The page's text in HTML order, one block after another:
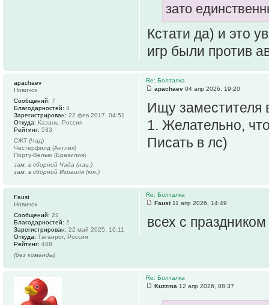
зато
Кстати да) и это
игр были против
Re: Болталка
apachaev 04 апр 2026, 19:20
Ищу заместителя
1. Желательно,
Писать в лс)
apachaev
Новичок
Сообщений: 7
Благодарностей: 4
Зарегистрирован: 22 фев 2017, 04:51
Откуда: Казань, Россия
Рейтинг: 533
СЖТ (Чад)
Честерфилд (Англия)
Порту-Велью (Бразилия)
зам. в сборной Чада (нац.)
зам. в сборной Израиля (юн.)
Re: Болталка
Faust11 апр 2026, 14:49
всех с
Faust
Новичок
Сообщений: 22
Благодарностей: 2
Зарегистрирован: 22 май 2025, 16:11
Откуда: Таганрог, Россия
Рейтинг: 448
(без команды)
Re: Болталка
Kuzzma 12 апр 2026, 08:37